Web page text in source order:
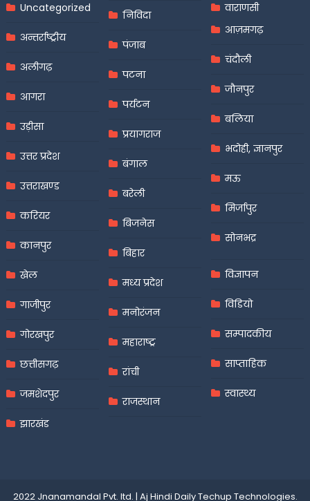
Uncategorized
अन्तर्राष्ट्रीय
अलीगढ़
आगरा
उड़ीसा
उत्तर प्रदेश
उत्तराखण्ड
करियर
कानपुर
खेल
गाजीपुर
गोरखपुर
छत्तीसगढ़
जमशेदपुर
झारखंड
निविदा
पंजाब
पटना
पर्यटन
प्रयागराज
बंगाल
बरेली
बिजनेस
बिहार
मध्य प्रदेश
मनोरंजन
महाराष्ट्र
रांची
राजस्थान
वाराणसी
आज़मगढ़
चंदौली
जौनपुर
बलिया
भदोही, ज्ञानपुर
मऊ
मिर्जापुर
सोनभद्र
विज्ञापन
विडियो
सम्पादकीय
साप्ताहिक
स्वास्थ्य
2022 Jnanamandal Pvt. ltd. | Aj Hindi DailyTechup Technologies.